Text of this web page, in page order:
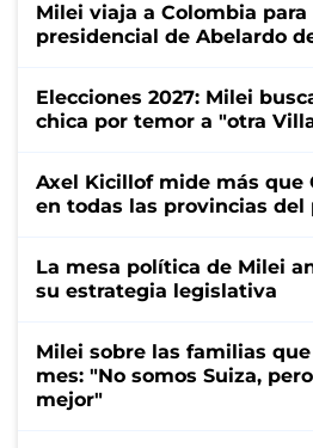
Milei viaja a Colombia para
presidencial de Abelardo
Elecciones 2027: Milei
chica por temor a "otra
Axel Kicillof mide más que
en todas las provincias del
La mesa política de Milei
su estrategia legislativa
Milei sobre las familias
mes: "No somos Suiza,
mejor"